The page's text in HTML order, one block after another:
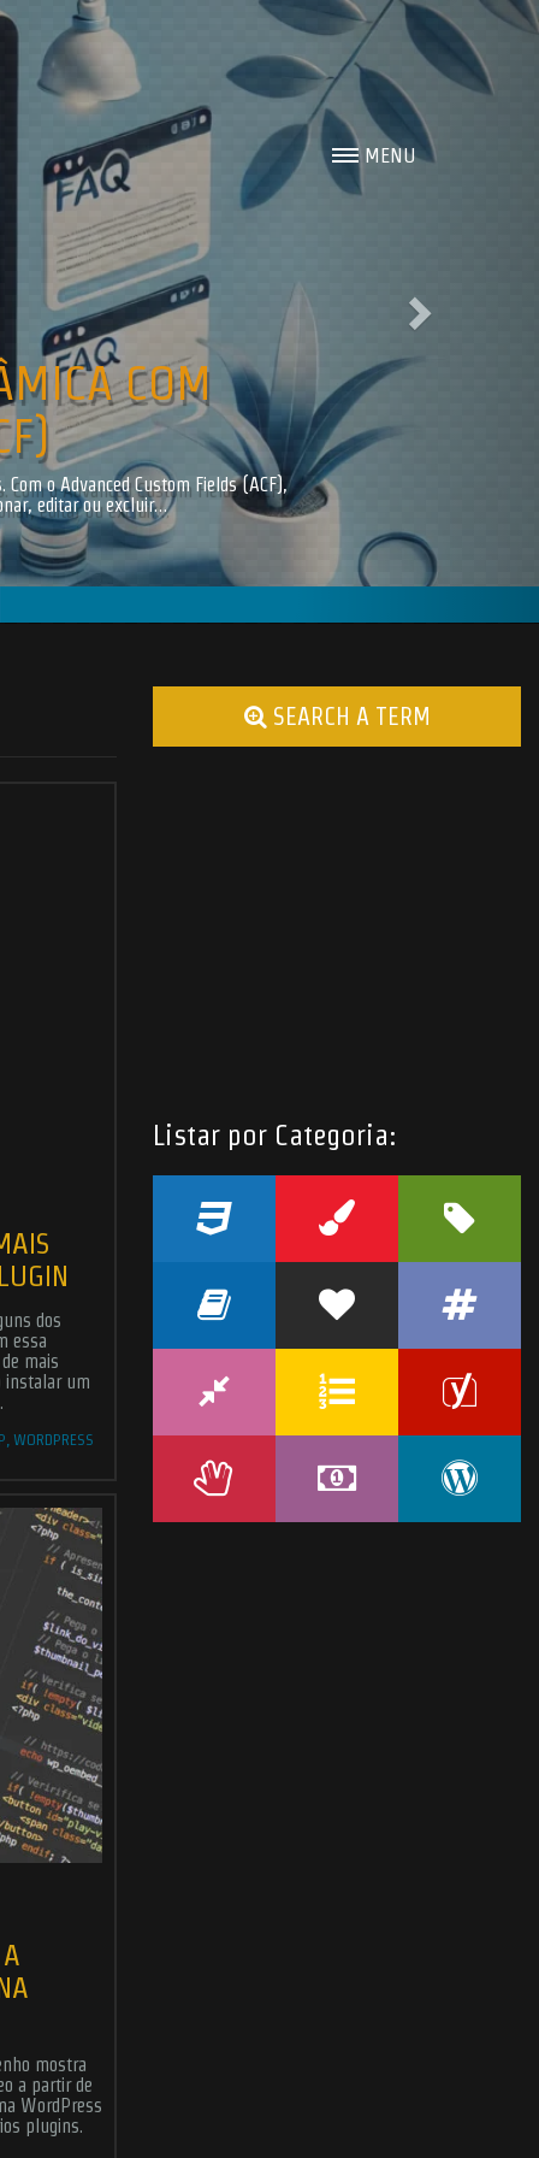
MENU
EM
5.3
flexível e permite que você adicione
integrar validações…
Next
dos
essa
mais
instalar um
, WORDPRESS
mostra
a partir de
WordPress
plugins.
SEARCH A TERM
Listar por Categoria:
hosted byHostinger